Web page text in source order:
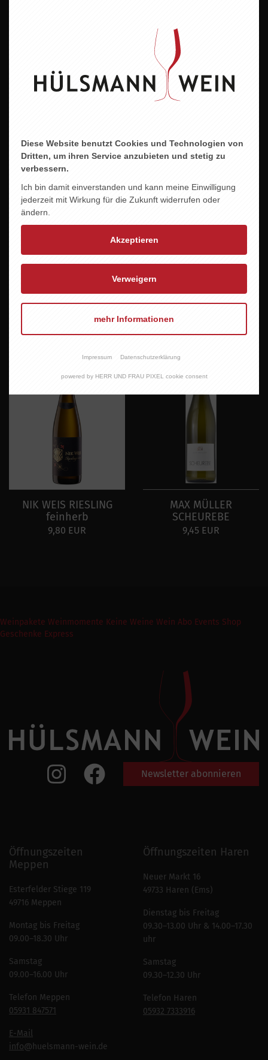
RIESLING WILTINGER -
ALTE REBEN-
18,95 EUR
SALWEY MUSKATTELLER
11,00 EUR
WEISSER BURGUNDER
FEINHERB
RIESLING oppenheim
feinherb
9,45 EUR
NIK WEIS RIESLING
feinherb
9,80 EUR
MAX MÜLLER
SCHEUREBE
9,45 EUR
Weinpakete Weinmomente Keine Weine Wein Abo Events Shop
Geschenke Express
Newsletter abonnieren
Öffnungszeiten
Meppen
Esterfelder Stiege 119
49716 Meppen
Montag bis Freitag
09.00–18.30 Uhr
Samstag
09.00–16.00 Uhr
Telefon Meppen
05931 847571
E-Mail
info@huelsmann-wein.de
Öffnungszeiten Haren
Neuer Markt 16
49733 Haren (Ems)
Dienstag bis Freitag
09.30–13.00 Uhr & 14.00–17.30
uhr
Samstag
09.30–12.30 Uhr
Telefon Haren
05932 7333916
Diese Website benutzt Cookies und Technologien von
Dritten, um ihren Service anzubieten und stetig zu
verbessern.
Ich bin damit einverstanden und kann meine Einwilligung
jederzeit mit Wirkung für die Zukunft widerrufen oder
ändern.
Akzeptieren
Verweigern
mehr Informationen
Impressum Datenschutzerklärung
powered by HERR UND FRAU PIXEL cookie consent